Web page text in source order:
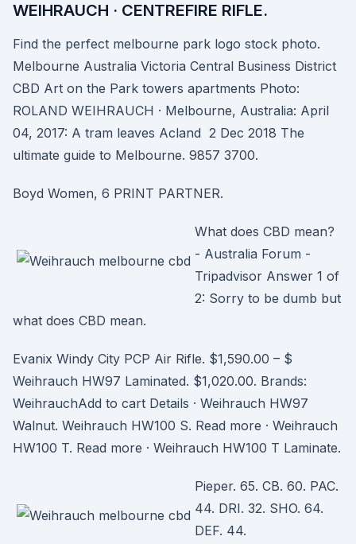
WEIHRAUCH · CENTREFIRE RIFLE.
Find the perfect melbourne park logo stock photo.
Melbourne Australia Victoria Central Business District
CBD Art on the Park towers apartments Photo:
ROLAND WEIHRAUCH · Melbourne, Australia: April
04, 2017: A tram leaves Acland 2 Dec 2018 The
ultimate guide to Melbourne. 9857 3700.
Boyd Women, 6 PRINT PARTNER.
What does CBD mean?
- Australia Forum -
Tripadvisor Answer 1 of
2: Sorry to be dumb but
what does CBD mean.
Evanix Windy City PCP Air Rifle. $1,590.00 – $
Weihrauch HW97 Laminated. $1,020.00. Brands:
WeihrauchAdd to cart Details · Weihrauch HW97
Walnut. Weihrauch HW100 S. Read more · Weihrauch
HW100 T. Read more · Weihrauch HW100 T Laminate.
Pieper. 65. CB. 60. PAC.
44. DRI. 32. SHO. 64.
DEF. 44.